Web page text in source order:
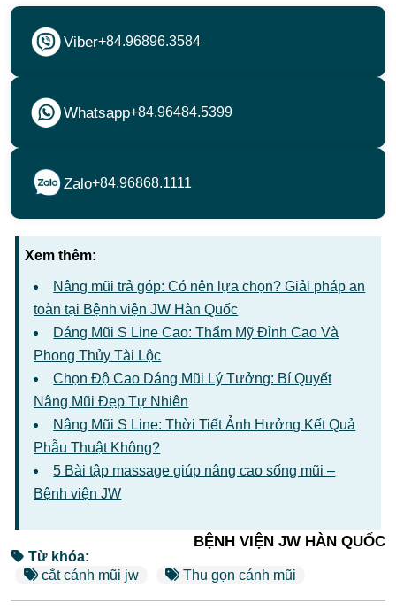
Viber+84.96896.3584
Whatsapp+84.96484.5399
Zalo+84.96868.1111
Xem thêm:
Nâng mũi trả góp: Có nên lựa chọn? Giải pháp an
toàn tại Bệnh viện JW Hàn Quốc
Dáng Mũi S Line Cao: Thẩm Mỹ Đỉnh Cao Và
Phong Thủy Tài Lộc
Chọn Độ Cao Dáng Mũi Lý Tưởng: Bí Quyết
Nâng Mũi Đẹp Tự Nhiên
Nâng Mũi S Line: Thời Tiết Ảnh Hưởng Kết Quả
Phẫu Thuật Không?
5 Bài tập massage giúp nâng cao sống mũi –
Bệnh viện JW
BỆNH VIỆN JW HÀN QUỐC
Từ khóa:
cắt cánh mũi jw
Thu gọn cánh mũi